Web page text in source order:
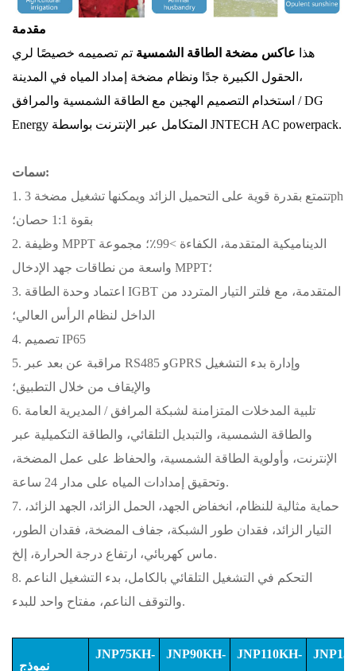
مقدمة
هذا عاكس مضخة الطاقة الشمسية تم تصميمه خصيصًا لري
الحقول الكبيرة جدًا ونظام مضخة إمداد المياه في المدينة،
استخدام التصميم الهجين مع الطاقة الشمسية والمرافق / DG
Energy المتكامل عبر الإنترنت بواسطة JNTECH AC powerpack.
سمات:
1. تتمتع بقدرة قوية على التحميل الزائد ويمكنها تشغيل مضخة 3ph
بقوة 1:1 حصان؛
2. وظيفة MPPT الديناميكية المتقدمة، الكفاءة >99٪؛ مجموعة
واسعة من نطاقات جهد الإدخال MPPT؛
3. اعتماد وحدة الطاقة IGBT المتقدمة، مع فلتر التيار المتردد من
الداخل لنظام الرأس العالي؛
4. تصميم IP65
5. مراقبة عن بعد عبر RS485 وGPRS وإدارة بدء التشغيل
والإيقاف من خلال التطبيق؛
6. تلبية المدخلات المتزامنة لشبكة المرافق / المديرية العامة
والطاقة الشمسية، والتبديل التلقائي، والطاقة التكميلية عبر
الإنترنت، وأولوية الطاقة الشمسية، والحفاظ على عمل المضخة،
وتحقيق إمدادات المياه على مدار 24 ساعة.
7. حماية مثالية للنظام، انخفاض الجهد، الحمل الزائد، الجهد الزائد،
التيار الزائد، فقدان طور الشبكة، جفاف المضخة، فقدان الطور،
ماس كهربائي، ارتفاع درجة الحرارة، إلخ.
8. التحكم في التشغيل التلقائي بالكامل، بدء التشغيل الناعم
والتوقف الناعم، مفتاح واحد للبدء.
نموذج
JNP75KH- JNP90KH- JNP110KH-